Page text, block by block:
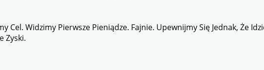
Widzimy Pierwsze Pieniądze. Fajnie. Upewnijmy Się Jednak, Że
Zyski.